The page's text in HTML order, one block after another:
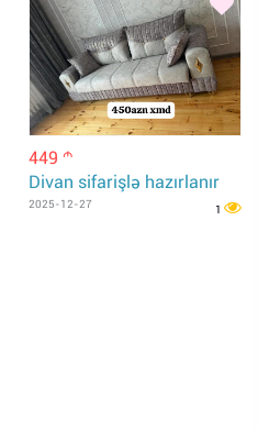
449 m
Divan sifarişlə hazırlanır
2025-12-27 1